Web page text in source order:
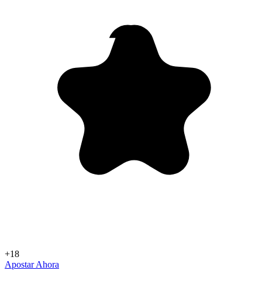
+18
Apostar Ahora